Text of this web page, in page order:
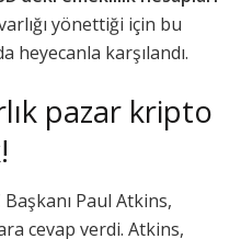
yönettiği için bu
heyecanla karşılandı.
pazar kripto
Paul Atkins,
cevap verdi. Atkins,